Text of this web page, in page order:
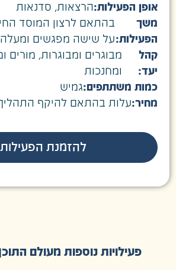
אופן הפעילות:הרצאות, סדנאות
משך
הפעילות:
בהתאם לרצון המוסד
על שישה מפגשים ומעלה
קהל
יעד:
מבוגרים ומבוגרות, מורים
ומחנכות
כמות משתתפים:גמיש
מחיר:עלות בהתאם להיקף
להזמנת הפעילות
פעילויות נוספות מעולם